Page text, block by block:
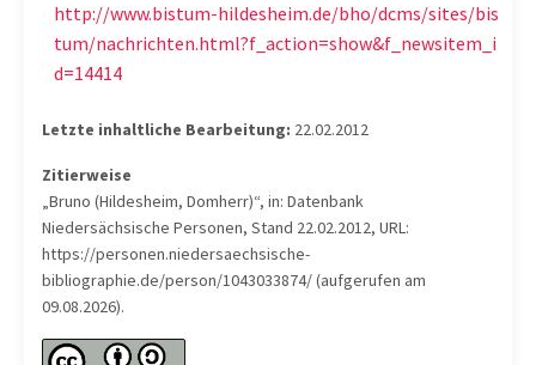
http://www.bistum-hildesheim.de/bho/dcms/sites/bis
tum/nachrichten.html?f_action=show&f_newsitem_i
d=14414
Letzte inhaltliche Bearbeitung: 22.02.2012
Zitierweise
„Bruno (Hildesheim, Domherr)“, in: Datenbank
Niedersächsische Personen, Stand 22.02.2012, URL:
https://personen.niedersaechsische-
bibliographie.de/person/1043033874/ (aufgerufen am
09.08.2026).